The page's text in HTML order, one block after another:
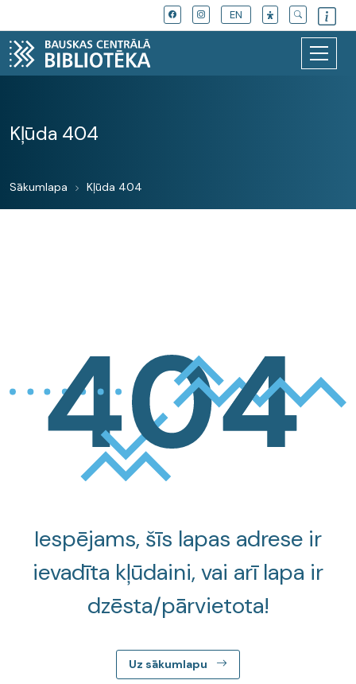
EN
Kļūda 404
Sākumlapa Kļūda 404
Iespējams, šīs lapas adrese ir
ievadīta kļūdaini, vai arī lapa ir
dzēsta/pārvietota!
Uz sākumlapu